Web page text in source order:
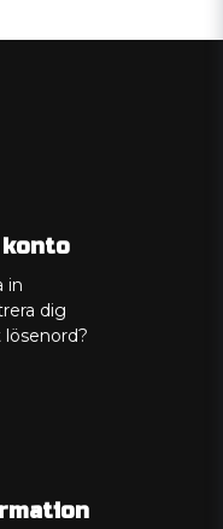
in
dig
lösenord?